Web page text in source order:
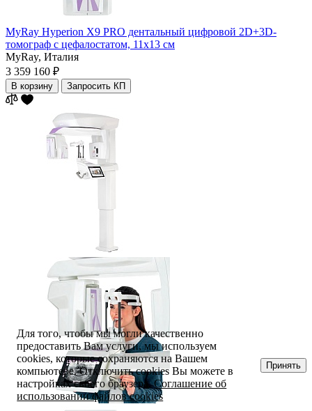
MyRay Hyperion X9 PRO дентальный цифровой 2D+3D-
томограф с цефалостатом, 11х13 см
MyRay, Италия
3 359 160 ₽
В корзину Запросить КП
Для того, чтобы мы могли качественно
предоставить Вам услуги, мы используем
cookies, которые сохраняются на Вашем
компьютере. Отключить cookies Вы можете в
настройках своего браузера.Соглашение об
использовании файлов cookies
Принять